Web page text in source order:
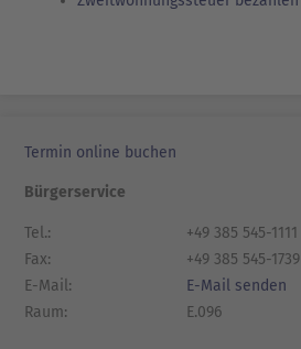
Termin online buchen
Bürgerservice
Tel.:
+49 385 545-1111
Fax:
+49 385 545-1739
E-Mail:
E-Mail senden
Raum:
E.096